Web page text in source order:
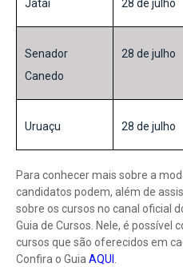
Jataí 28 de julho
Senador
Canedo
28 de julho
Uruaçu 28 de julho
Para conhecer mais sobre a
candidatos podem, além de
sobre os cursos no canal oficial
Guia de Cursos. Nele, é possível
cursos que são oferecidos em
Confira o GuiaAQUI .